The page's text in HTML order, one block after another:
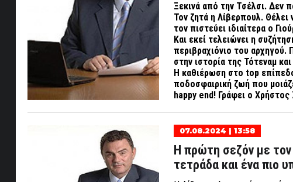
Ξεκινά από την Τσέλσι. Δεν
Τον ζητά η Λίβερπουλ. Θέλει
τον πιστεύει ιδιαίτερα ο
Και εκεί τελειώνει η
περιβραχιόνιο του αρχηγού.
στην ιστορία της Τότεναμ
Η καθιέρωση στο top
ποδοσφαιρική ζωή που
happy end! Γράφει ο
07.08.2024 | 13:58
Η πρώτη σεζόν με
τετράδα και ένα πιο